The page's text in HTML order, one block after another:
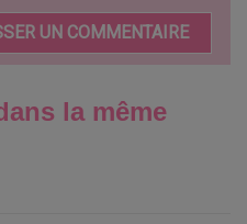
UN COMMENTAIRE
la même